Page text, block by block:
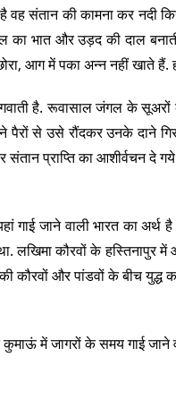
वह संतान की कामना कर नदी
का भात और उड़द की दाल
आग में पका अन्न नहीं खाते
है. रूवासाल जंगल के
से उसे रौंदकर उनके दाने
प्राप्ति का आशीर्वचन दे
गाई जाने वाली भारत का
लखिमा कौरवों के हस्तिनापुर
कौरवों और पांडवों के बीच युद्ध
में जागरों के समय गाई जाने